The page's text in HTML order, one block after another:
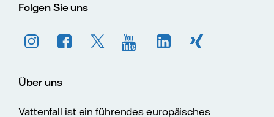
Folgen Sie uns
Über uns
Vattenfall ist ein führendes europäisches